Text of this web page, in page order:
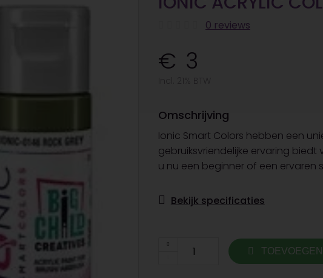
0 reviews
3
Omschrijving
Ionic Smart Colors hebben een
gebruiksvriendelijke ervaring
u nu een beginner of een ervaren
Bekijk specificaties